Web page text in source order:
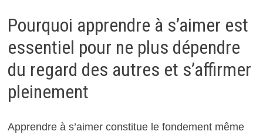
Pourquoi apprendre à s’aimer est
essentiel pour ne plus dépendre
du regard des autres et s’affirmer
pleinement
Apprendre à s’aimer constitue le fondement même